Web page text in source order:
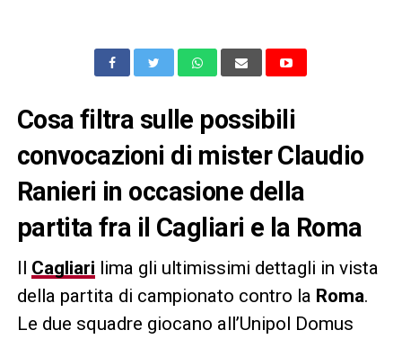
Cosa filtra sulle possibili
convocazioni di mister Claudio
Ranieri in occasione della
partita fra il Cagliari e la Roma
Il Cagliari lima gli ultimissimi dettagli in vista
della partita di campionato contro la Roma.
Le due squadre giocano all’Unipol Domus